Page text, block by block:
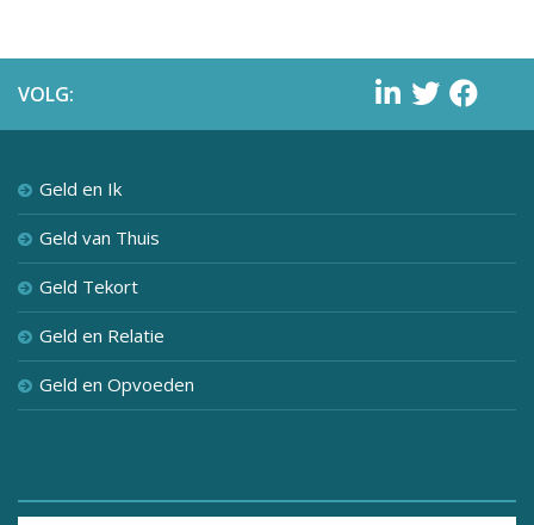
VOLG:
Geld en Ik
Geld van Thuis
Geld Tekort
Geld en Relatie
Geld en Opvoeden